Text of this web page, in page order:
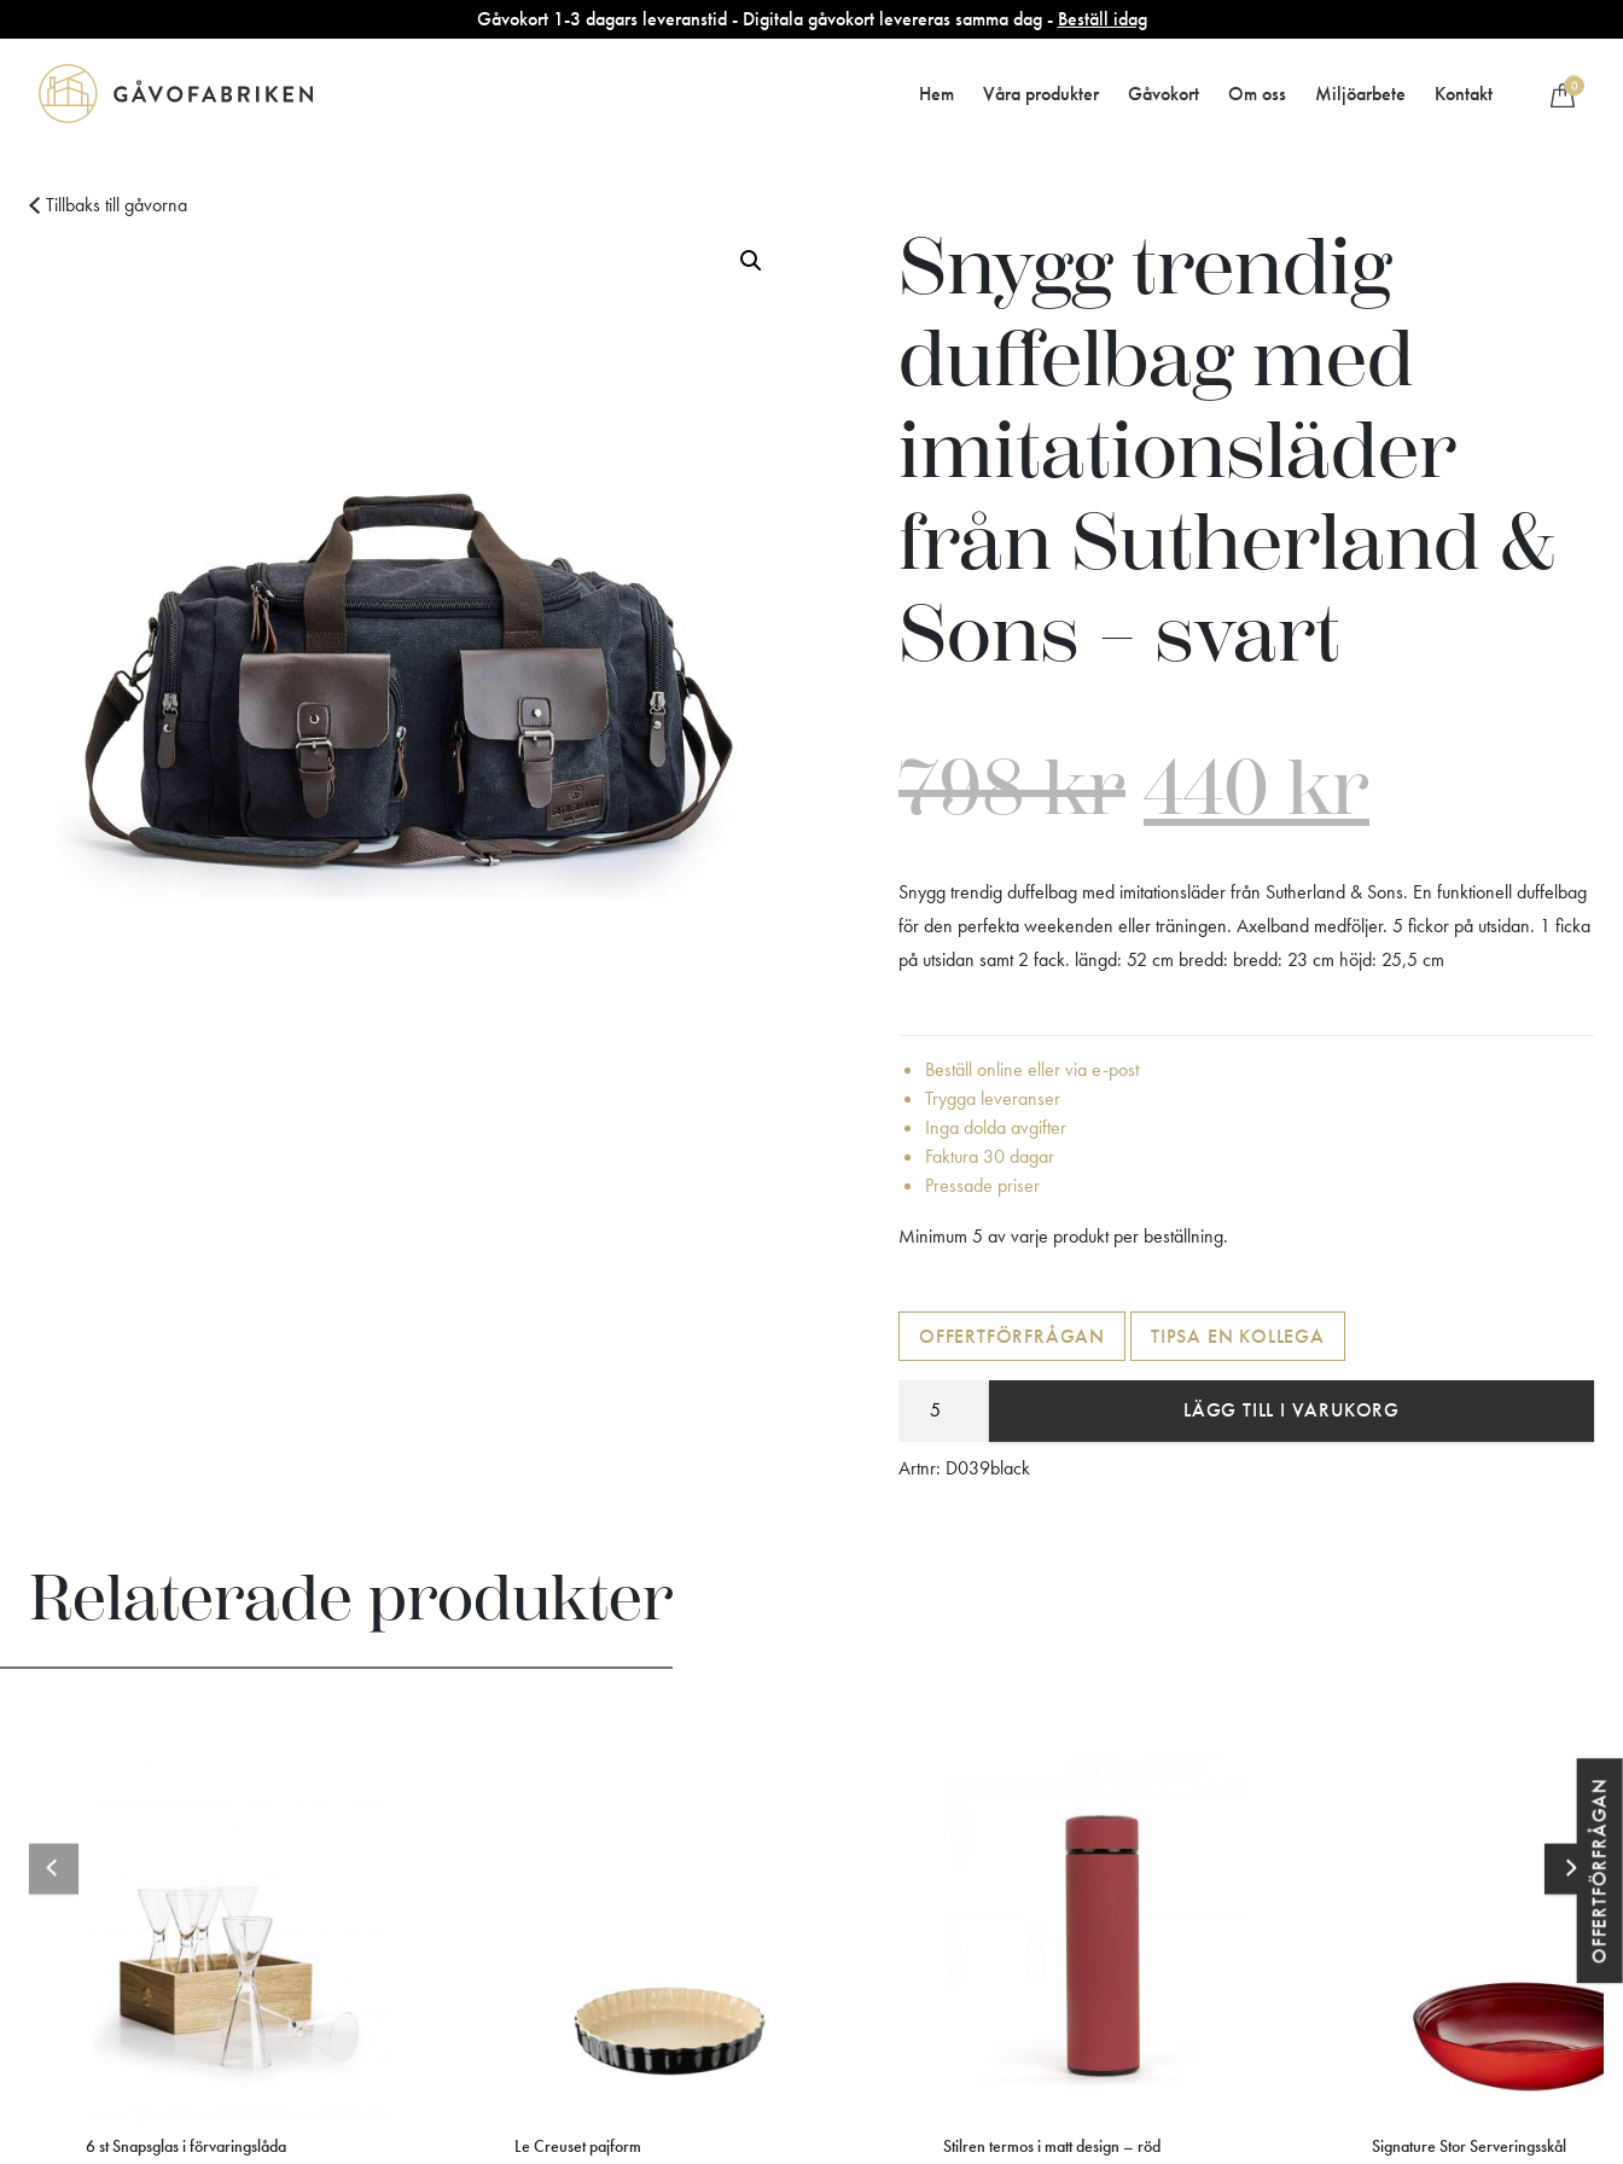
Gåvokort 1-3 dagars leveranstid - Digitala gåvokort levereras samma dag - Beställ idag
Hem Våra produkter Gåvokort Om oss Miljöarbete Kontakt 0
Tillbaks till gåvorna
Snygg trendig
duffelbag med
imitationsläder
från Sutherland &
Sons – svart
798kr440 kr
Snygg trendig duffelbag med imitationsläder från Sutherland & Sons. En funktionell duffelbag
för den perfekta weekenden eller träningen. Axelband medföljer. 5 fickor på utsidan. 1 ficka
på utsidan samt 2 fack. längd: 52 cm bredd: bredd: 23 cm höjd: 25,5 cm
Beställ online eller via e-post
Trygga leveranser
Inga dolda avgifter
Faktura 30 dagar
Pressade priser
Minimum 5 av varje produkt per beställning.
OFFERTFÖRFRÅGAN TIPSA EN KOLLEGA
LÄGG TILL I VARUKORG
Artnr: D039black
Relaterade produkter
6 st Snapsglas i förvaringslåda
Le Creuset pajform
Stilren termos i matt design – röd
Signature Stor Serveringsskål
OFFERTFÖRFRÅGAN